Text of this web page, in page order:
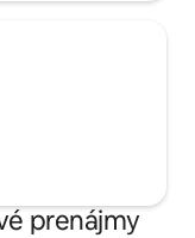
prenájmy